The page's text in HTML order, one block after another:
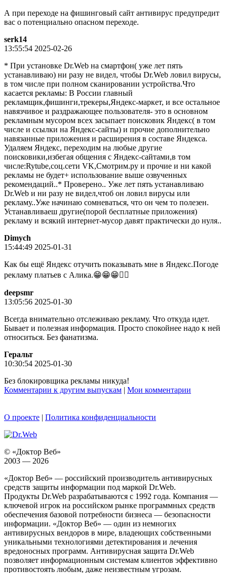
А при переходе на фишинговый сайт антивирус предупредит
вас о потенциально опасном переходе.
serk14
13:55:54 2025-02-26
* При установке Dr.Web на смартфон( уже лет пять
устанавливаю) ни разу не видел, чтобы Dr.Web ловил вирусы,
в том числе при полном сканировании устройства.Что
касается рекламы: В России главный
рекламщик,фишинги,трекеры,Яндекс-маркет, и все остальное
навязчивое и раздражающее пользователя- это в основном
рекламным мусором всех засыпает поисковик Яндекс( в том
числе и ссылки на Яндекс-сайты) и прочие дополнительно
навязанные приложения и расширения в составе Яндекса.
Удаляем Яндекс, переходим на любые другие
поисковики,избегая общения с Яндекс-сайтами,в том
числе:Rytube,соц.сети VK,Смотрим.ру и прочие и ни какой
рекламы не будет+ использование выше озвученных
рекомендаций..* Проверено.. Уже лет пять устанавливаю
Dr.Web и ни разу не видел,чтоб он ловил вирусы или
рекламу..Уже начинаю сомневаться, что он чем то полезен.
Устанавливаеш другие(порой бесплатные приложения)
рекламу и всякий интернет-мусор давят практически до нуля..
Dimych
15:44:49 2025-01-31
Как бы ещё Яндекс отучить показывать мне в Яндекс.Погоде
рекламу платьев с Алика.😁😁😁🤦‍♂️
deepsmr
13:05:56 2025-01-30
Всегда внимательно отслеживаю рекламу. Что откуда идет.
Бывает и полезная информация. Просто спокойнее надо к ней
относиться. Без фанатизма.
Геральт
10:30:54 2025-01-30
Без блокировщика рекламы никуда!
Комментарии к другим выпускам | Мои комментарии
О проекте | Политика конфиденциальности
© «Доктор Веб»
2003 — 2026
«Доктор Веб» — российский производитель антивирусных
средств защиты информации под маркой Dr.Web.
Продукты Dr.Web разрабатываются с 1992 года. Компания —
ключевой игрок на российском рынке программных средств
обеспечения базовой потребности бизнеса — безопасности
информации. «Доктор Веб» — один из немногих
антивирусных вендоров в мире, владеющих собственными
уникальными технологиями детектирования и лечения
вредоносных программ. Антивирусная защита Dr.Web
позволяет информационным системам клиентов эффективно
противостоять любым, даже неизвестным угрозам.